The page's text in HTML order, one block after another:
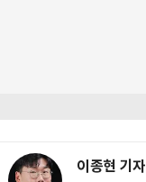
이종현 기자